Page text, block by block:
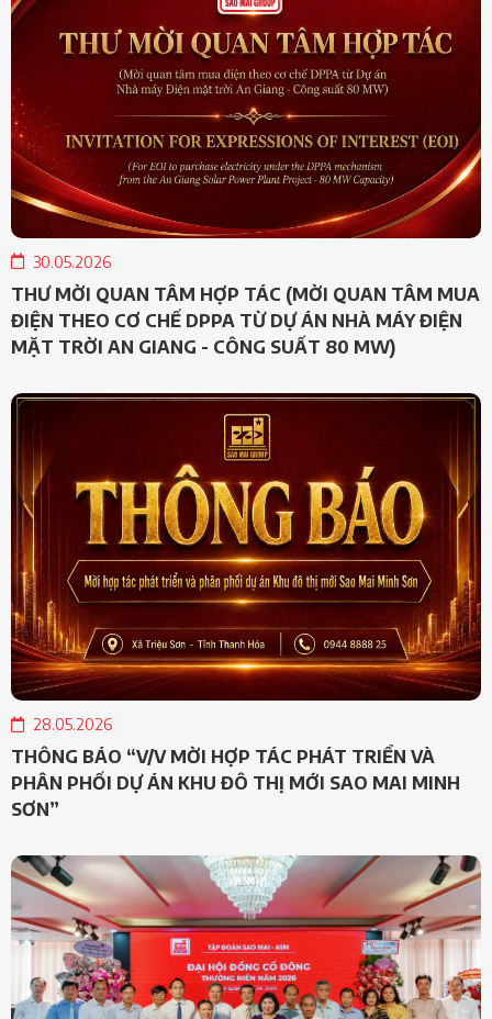
30.05.2026
THƯ MỜI QUAN TÂM HỢP TÁC (MỜI QUAN TÂM MUA
ĐIỆN THEO CƠ CHẾ DPPA TỪ DỰ ÁN NHÀ MÁY ĐIỆN
MẶT TRỜI AN GIANG - CÔNG SUẤT 80 MW)
28.05.2026
THÔNG BÁO “V/V MỜI HỢP TÁC PHÁT TRIỂN VÀ
PHÂN PHỐI DỰ ÁN KHU ĐÔ THỊ MỚI SAO MAI MINH
SƠN”